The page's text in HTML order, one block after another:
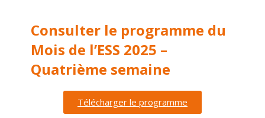
Consulter le programme du
Mois de l’ESS 2025 –
Quatrième semaine
Télécharger le programme